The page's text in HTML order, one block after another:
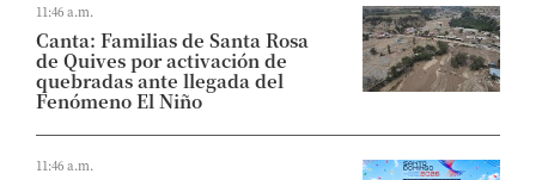
11:46 a.m.
Canta: Familias de Santa Rosa
de Quives por activación de
quebradas ante llegada del
Fenómeno El Niño
11:46 a.m.